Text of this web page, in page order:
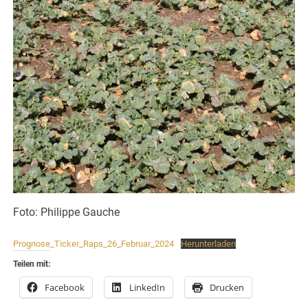
Foto: Philippe Gauche
Prognose_Ticker_Raps_26_Februar_2024 Herunterladen
Teilen mit:
Facebook LinkedIn Drucken